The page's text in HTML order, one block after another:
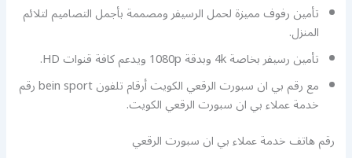
تأمين رفوف مميزة لحمل الرسيفر ومصممة بأجمل التصاميم لتلائم
المنزل.
تأمين رسيفر بخاصة 4k وبدقة 1080p ويدعم كافة قنوات HD.
مع رقم بي ان سبورت الرقعي الكويت أرقام تلفون bein sport رقم
خدمة عملاء بي ان سبورت الرقعي الكويت.
رقم هاتف خدمة عملاء بي ان سبورت الرقعي